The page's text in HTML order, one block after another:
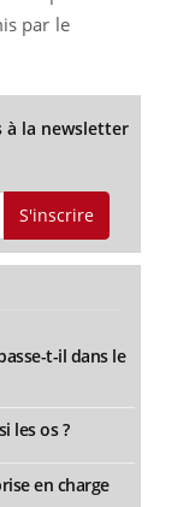
par le
à la newsletter
S'inscrire
t-il dans le
les os ?
en charge